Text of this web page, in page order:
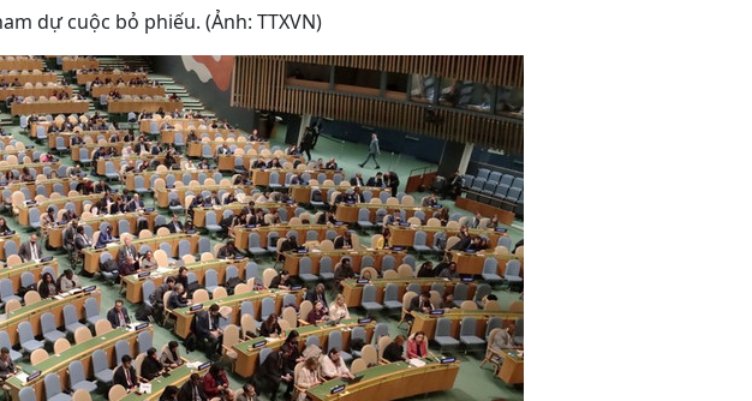
dự cuộc bỏ phiếu. (Ảnh: TTXVN)